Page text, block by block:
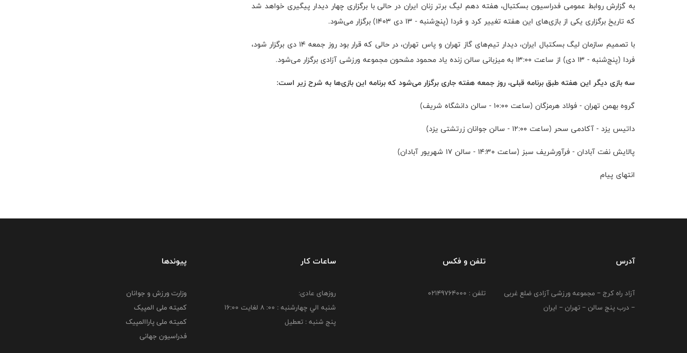
به گزارش روابط عمومی فدراسیون بسکتبال، هفته دهم لیگ برتر زنان ایران در حالی با برگزاری چهار دیدار پیگیری خواهد شد
که تاریخ برگزاری یکی از بازی‌های این هفته تغییر کرد و فردا (پنج‌شنبه - ۱۳ دی ۱۴۰۳) برگزار می‌شود.
با تصمیم سازمان لیگ بسکتبال ایران، دیدار تیم‌های گاز تهران و پاس تهران، در حالی که قرار بود روز جمعه ۱۴ دی برگزار شود،
فردا (پنج‌شنبه - ۱۳ دی) از ساعت ۱۳:۰۰ به میزبانی سالن زنده یاد محمود مشحون مجموعه ورزشی آزادی برگزار می‌شود.
سه بازی دیگر این هفته طبق برنامه قبلی، روز جمعه هفته جاری برگزار می‌شود که برنامه این بازی‌ها به شرح زیر است:
گروه بهمن تهران - فولاد هرمزگان (ساعت ۱۰:۰۰ - سالن دانشگاه شریف)
داتیس یزد - آکادمی سحر (ساعت ۱۲:۰۰ - سالن جوانان زرتشتی یزد)
پالایش نفت آبادان - فرآورشریف سبز (ساعت ۱۴:۳۰ - سالن ۱۷ شهریور آبادان)
انتهای پیام
آدرس
آزاد راه کرج – مجموعه ورزشی آزادی ضلع غربی
– درب پنج سالن – تهران – ایران
تلفن و فکس
تلفن : 02149764000
ساعات کار
روزهای عادی:
شنبه الي چهارشنبه : 00: 8 لغايت 16:00
پنج شنبه : تعطیل
پیوندها
وزارت ورزش و جوانان
کمیته ملی المپیک
کمیته ملی پاراالمپیک
فدراسیون جهانی